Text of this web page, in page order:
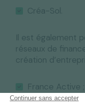
Créa-Sol.
Il est également
réseaux de
création
France Active ;